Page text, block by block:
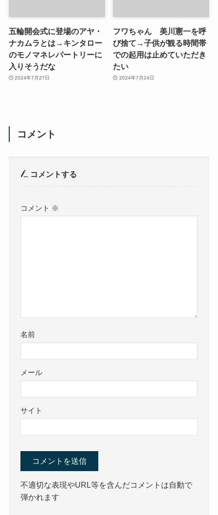
五輪開会式に登場のアヤ・
ナカムラとは→キンタロー
のモノマネレパートリーに
入りそうだな
2024年7月27日
フワちゃん 美川憲一を呼
び捨て→子供が観る時間帯
での起用は止めていただき
たい
2024年7月24日
コメント
コメントする
コメント ※
名前
メール
サイト
不適切な表現やURL等を含んだコメントは自動で
弾かれます